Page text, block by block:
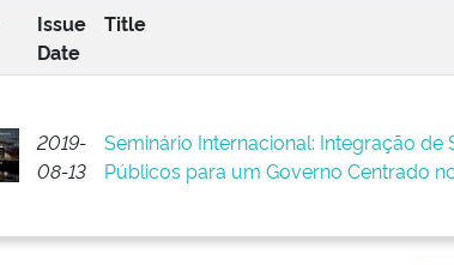
Issue
Date
Title
2019-
08-13
Seminário Internacional: Integração de
Públicos para um Governo Centrado